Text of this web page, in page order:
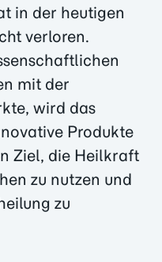
in der heutigen
verloren.
mit der
wird das
Produkte
Ziel, die Heilkraft
zu nutzen und
zu